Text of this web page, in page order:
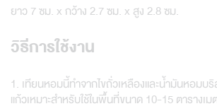
ยาว 7 ซม. x กว้าง 2.7 ซม. x สูง 2.8 ซม.
วิธีการใช้งาน
1. เทียนหอมนี้ทำจากไขถั่วเหลืองและน้ำมันหอมบ
แก้วเหมาะสำหรับใช้ในพื้นที่ขนาด 10-15 ตารางเม